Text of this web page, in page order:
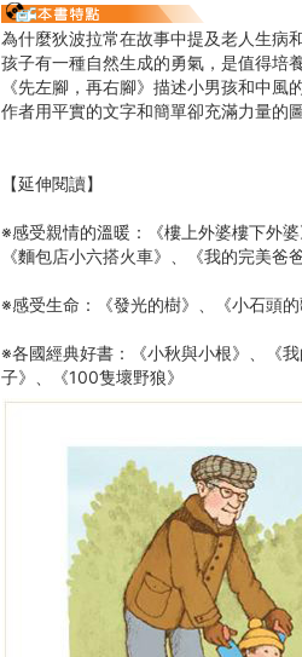
為什麼狄波拉常在故事中提及老人生病
孩子有一種自然生成的勇氣，是值得培
《先左腳，再右腳》描述小男孩和中
作者用平實的文字和簡單卻充滿力量的
【延伸閱讀】
※感受親情的溫暖：《樓上外婆樓下外
《麵包店小六搭火車》、《我的完美爸
※感受生命：《發光的樹》、《小石頭
※各國經典好書：《小秋與小根》、《
子》、《100隻壞野狼》